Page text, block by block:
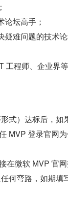
坛高手；
疑难问题的技术
工程师、企业界
式）达标后，如
MVP 登录官网
在微软 MVP 官
何弯路，如期填